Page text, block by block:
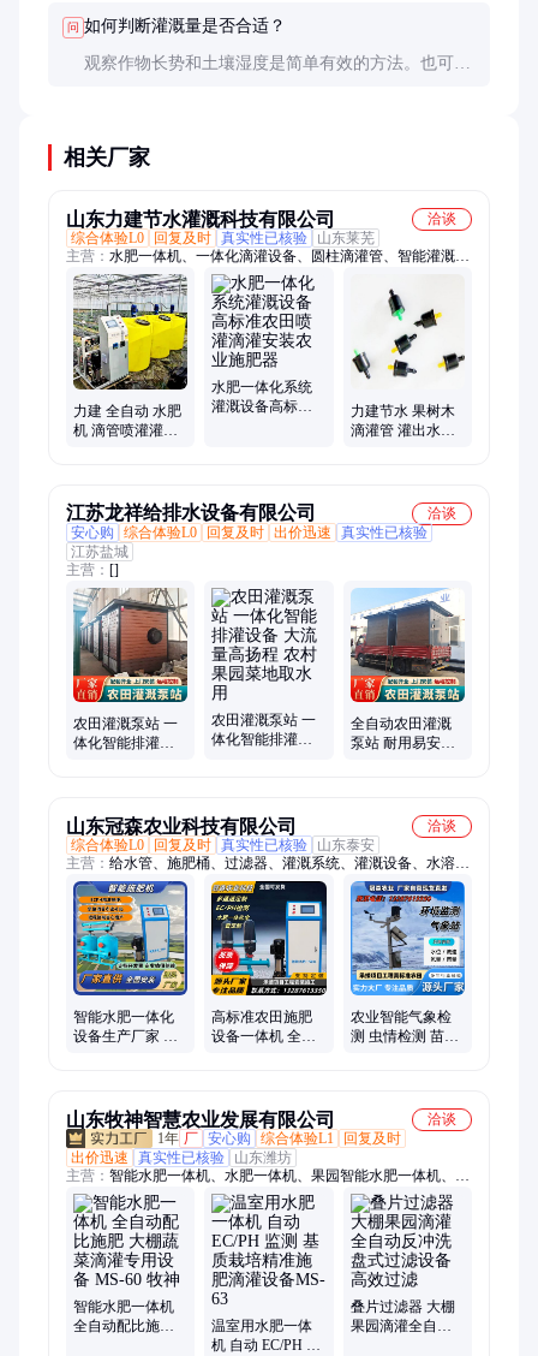
问 如何判断灌溉量是否合适？
观察作物长势和土壤湿度是简单有效的方法。也可安
相关厂家
山东力建节水灌溉科技有限公司
洽谈
综合体验L0
回复及时 真实性已核验
山东莱芜
主营： 水肥一体机、一体化滴灌设备、圆柱滴灌管、智能灌溉电
磁阀、智能灌溉电动发、水肥一体化机、滴灌喷灌、地插微喷、
贴片滴灌带、PE管材、智慧农业、滴灌管
力建 全自动 水肥
机 滴管喷灌灌溉
水肥一体化系统
灌溉设备高标准
力建节水 果树木
滴灌管 灌出水量
江苏龙祥给排水设备有限公司
洽谈
安心购
综合体验L0 回复及时 出价迅速
真实性已核验
江苏盐城
主营： []
农田灌溉泵站 一
体化智能排灌设
农田灌溉泵站 一
体化智能排灌设
全自动农田灌溉
泵站 耐用易安装
山东冠森农业科技有限公司
洽谈
综合体验L0
回复及时 真实性已核验
山东泰安
主营： 给水管、施肥桶、过滤器、灌溉系统、灌溉设备、水溶
肥、施肥机、滴灌管、施肥器、施肥设备、施肥过滤、智能水
肥、大田施肥、滴灌喷灌、复合肥料、搅拌电机、水肥设备、自
来水管、气象检测、智慧泵房、滴灌设备、农业滴灌、不锈钢框
架、水肥一体机、高标准农田
智能水肥一体化
设备生产厂家 定
高标准农田施肥
设备一体机 全自
农业智能气象检
测 虫情检测 苗情
山东牧神智慧农业发展有限公司
洽谈
1年 厂 安心购 综合体验L1
回复及时
出价迅速
真实性已核验
山东潍坊
主营： 智能水肥一体机、水肥一体机、果园智能水肥一体机、滴
灌水肥一体机、玉米单产提升水肥机、物联网水肥一体机、多通
道智能水肥一体机、简易式水肥一体机、远程控制水肥一体机、
节水节肥型水肥一体机、温室大棚智能水肥一体机、移动式水肥
一体机、移动水肥一体化、单通道水肥一体机、离心双网过滤
器、网式离心过滤器、自动反冲洗砂石过滤器、工程用叠片过滤
器、模块化叠片过滤器、大口径叠片过滤器、牵引式移动水肥一
体机、拖拽式移动水肥一体机、自发电移动水肥一体机、高标准
农田砂石过滤器、全自动水肥一体机
智能水肥一体机
全自动配比施肥
温室用水肥一体
机 自动 EC/PH 监
叠片过滤器 大棚
果园滴灌全自动